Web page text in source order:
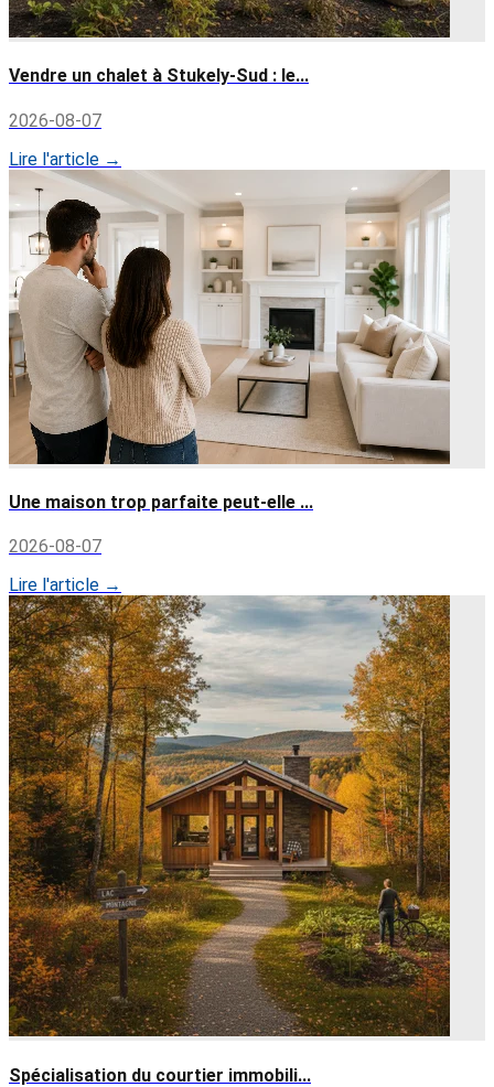
Vendre un chalet à Stukely-Sud : le...
2026-08-07
Lire l'article →
Une maison trop parfaite peut-elle ...
2026-08-07
Lire l'article →
Spécialisation du courtier immobili...